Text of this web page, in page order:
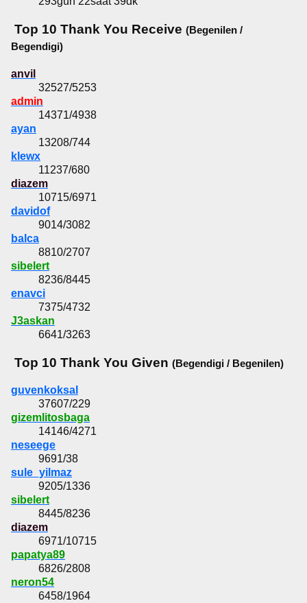
Top 10 Thank You Receive (Begenilen /
Begendigi)
anvil
32527/5253
admin
14371/4938
ayan
13208/744
klewx
11237/680
diazem
10715/6971
davidof
9014/3082
balca
8810/2707
sibelert
8236/8445
enavci
7375/4732
J3askan
6641/3263
Top 10 Thank You Given (Begendigi / Begenilen)
guvenkoksal
37607/229
gizemlitosbaga
14146/4271
neseege
9691/38
sule_yilmaz
9205/1336
sibelert
8445/8236
diazem
6971/10715
papatya89
6826/2808
neron54
6458/1964